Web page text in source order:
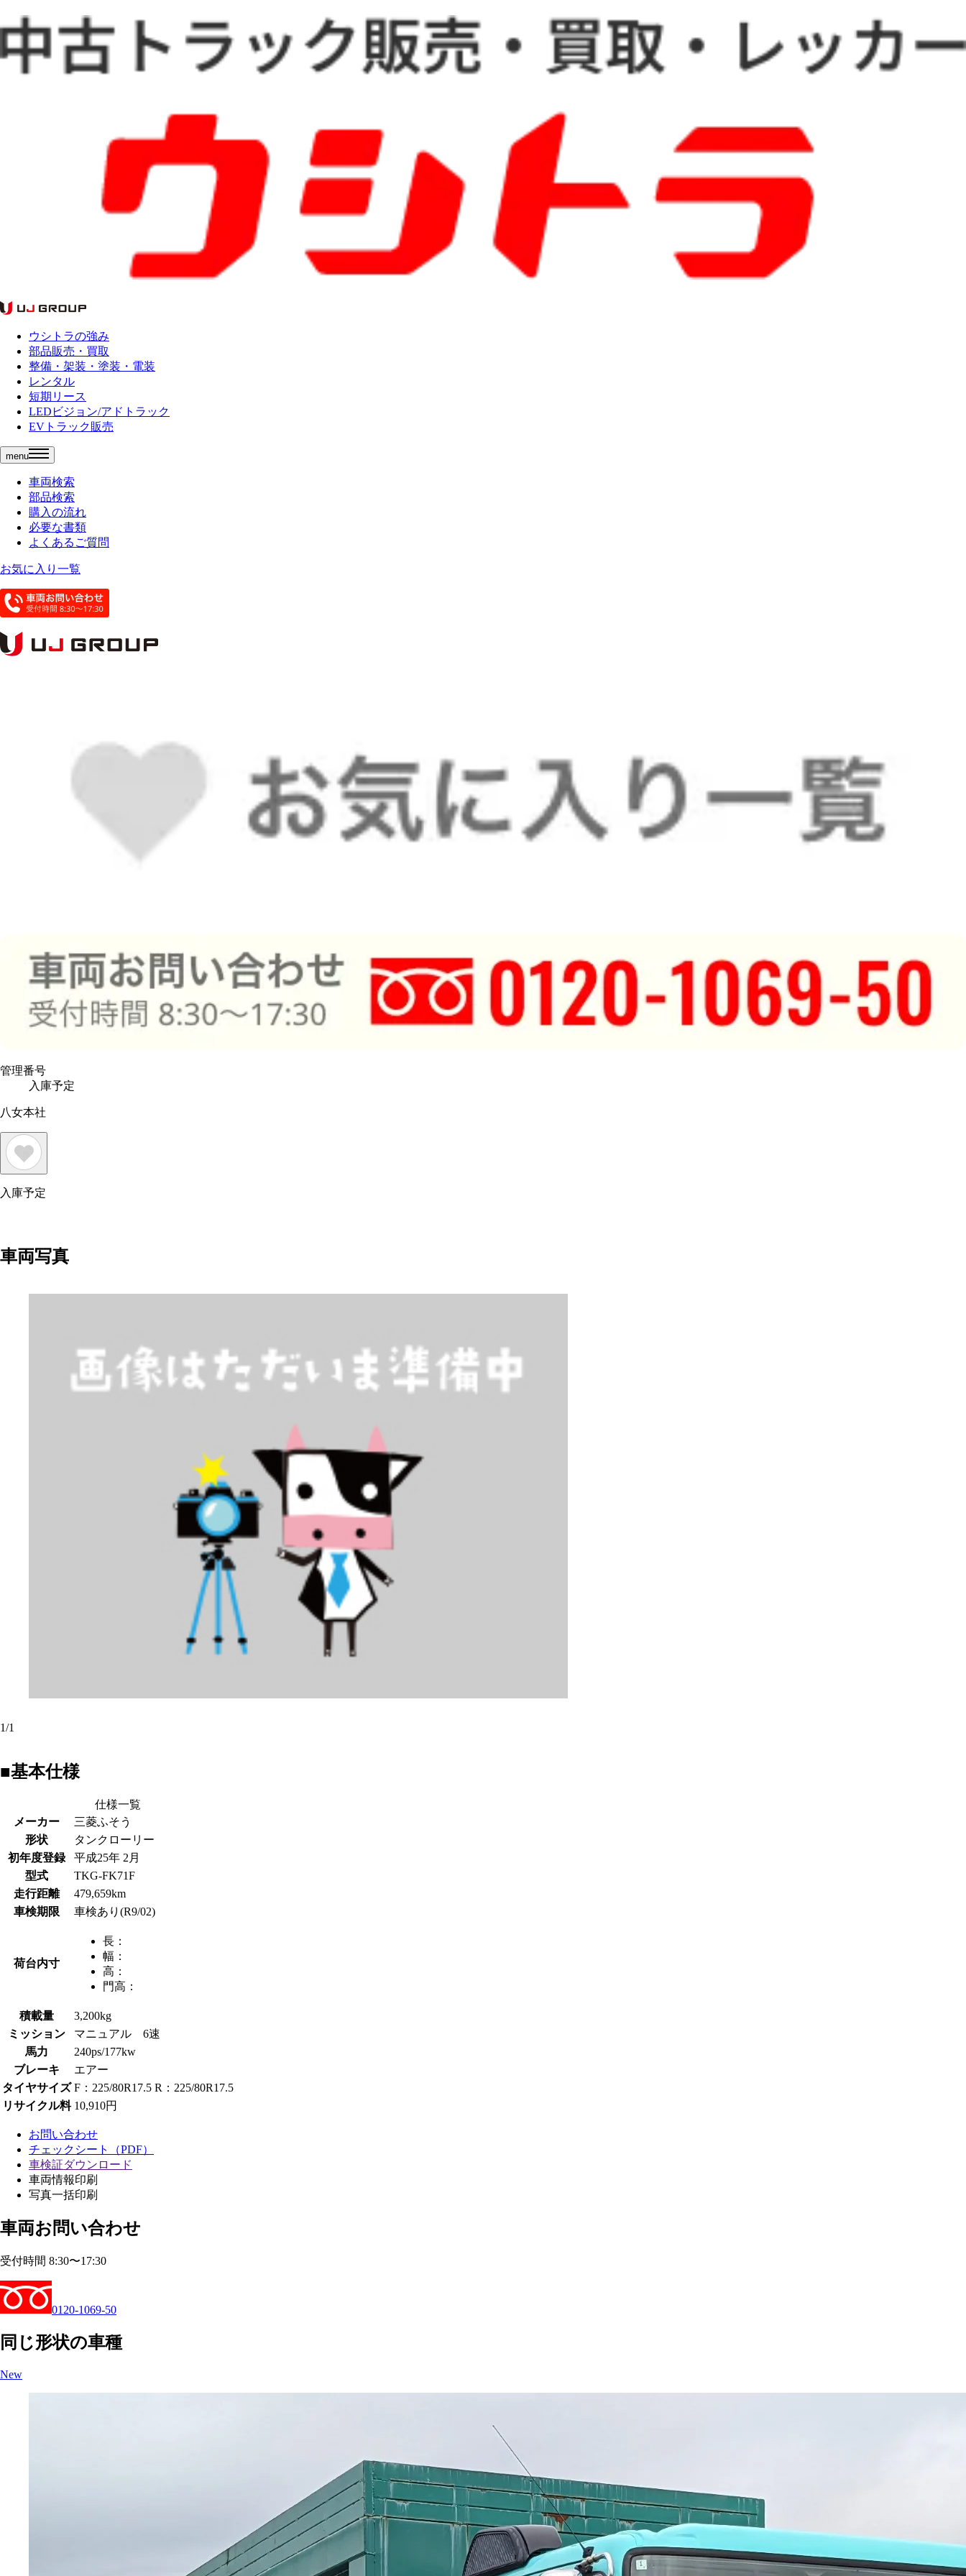
ウシトラの強み
部品販売・買取
整備・架装・塗装・電装
レンタル
短期リース
LEDビジョン/アドトラック
EVトラック販売
menu
車両検索
部品検索
購入の流れ
必要な書類
よくあるご質問
お気に入り一覧
管理番号
入庫予定
八女本社
入庫予定
車両写真
1/1
■基本仕様
仕様一覧
メーカー
三菱ふそう
形状
タンクローリー
初年度登録
平成25年 2月
型式
TKG-FK71F
走行距離
479,659km
車検期限
車検あり(R9/02)
荷台内寸
長：
幅：
高：
門高：
積載量
3,200kg
ミッション
マニュアル 6速
馬力
240ps/177kw
ブレーキ
エアー
タイヤサイズ F：225/80R17.5 R：225/80R17.5
リサイクル料 10,910円
お問い合わせ
チェックシート（PDF）
車検証ダウンロード
車両情報印刷
写真一括印刷
車両お問い合わせ
受付時間 8:30〜17:30
0120-1069-50
同じ形状の車種
New